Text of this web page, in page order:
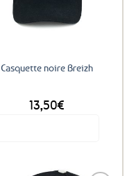
Casquette noire Breizh
13,50€